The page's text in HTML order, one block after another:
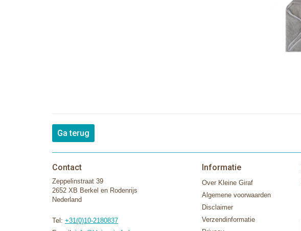
Ga terug
Contact
Zeppelinstraat 39
2652 XB Berkel en Rodenrijs
Nederland
Tel: +31(0)10-2180837
Informatie
Over Kleine Giraf
Algemene voorwaarden
Disclaimer
Verzendinformatie